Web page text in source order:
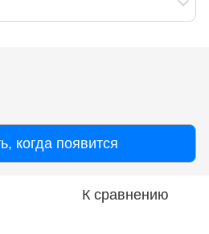
когда появится
К сравнению